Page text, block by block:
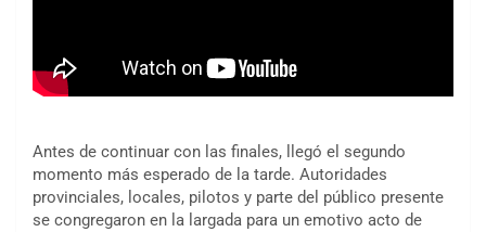
Antes de continuar con las finales, llegó el segundo
momento más esperado de la tarde. Autoridades
provinciales, locales, pilotos y parte del público presente
se congregaron en la largada para un emotivo acto de